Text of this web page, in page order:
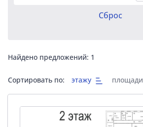
Сброс
Найдено предложений: 1
Сортировать по: этажу площади